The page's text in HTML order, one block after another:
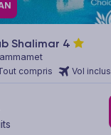
Shalimar 4
compris Vol inclus